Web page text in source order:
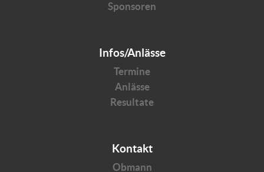
Sponsoren
Infos/Anlässe
Termine
Anlässe
Resultate
Kontakt
Obmann